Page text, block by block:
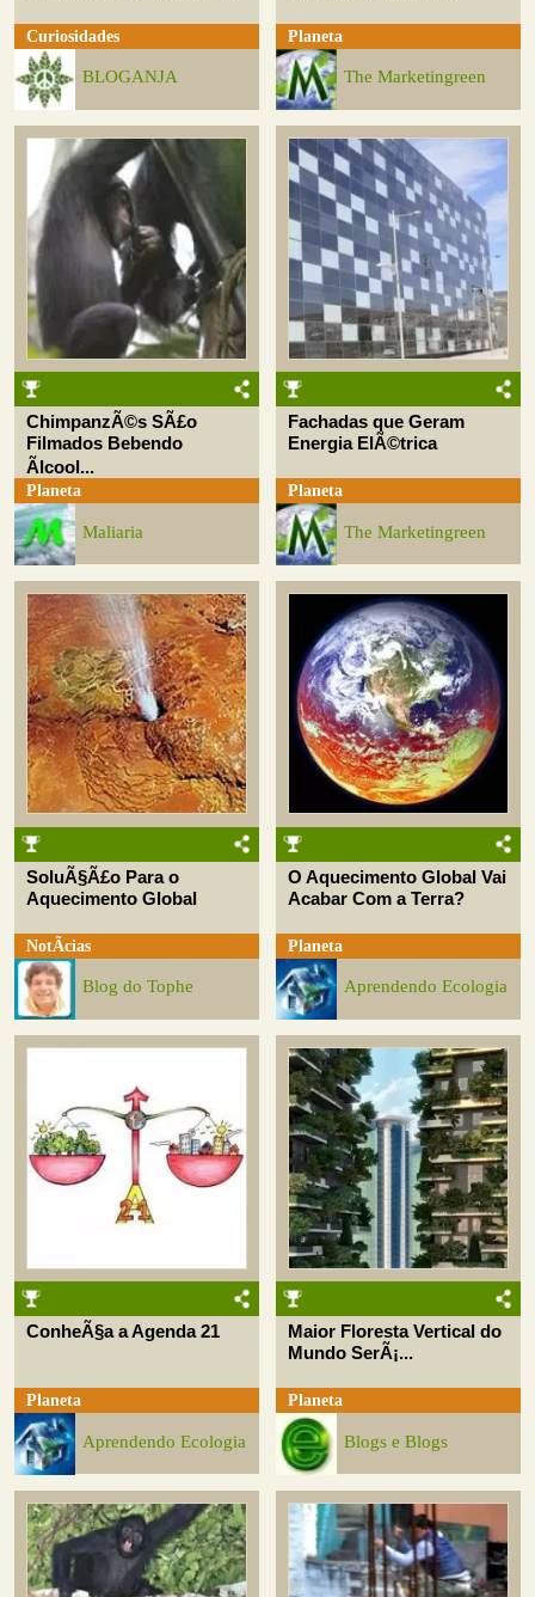
Curiosidades
BLOGANJA
Planeta
The Marketingreen
ChimpanzÃ©s SÃ£o
Filmados Bebendo
Ãlcool...
Planeta
Maliaria
Fachadas que Geram
Energia ElÃ©trica
Planeta
The Marketingreen
SoluÃ§Ã£o Para o
Aquecimento Global
NotÃ­cias
Blog do Tophe
O Aquecimento Global Vai
Acabar Com a Terra?
Planeta
Aprendendo Ecologia
ConheÃ§a a Agenda 21
Planeta
Aprendendo Ecologia
Maior Floresta Vertical do
Mundo SerÃ¡...
Planeta
Blogs e Blogs